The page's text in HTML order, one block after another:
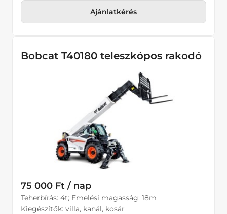
Ajánlatkérés
Bobcat T40180 teleszkópos rakodó
75 000 Ft / nap
Teherbírás: 4t; Emelési magasság: 18m
Kiegészítők: villa, kanál, kosár